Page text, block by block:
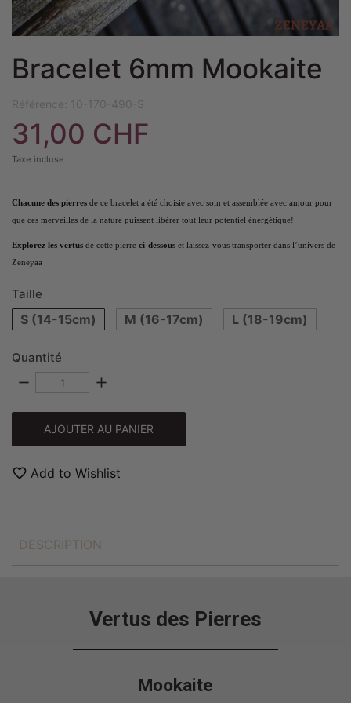
Bracelet 6mm Mookaite
Référence: 10-170-490-S
31,00 CHF
Taxe incluse
Chacune des pierres de ce bracelet a été choisie avec soin et assemblée avec amour pour
que ces merveilles de la nature puissent libérer tout leur potentiel énergétique!
Explorez les vertus de cette pierre ci-dessous et laissez-vous transporter dans l’univers de
Zeneyaa
Taille
S (14-15cm) M (16-17cm) L (18-19cm)
Quantité
remove add
AJOUTER AU PANIER
favorite_border Add to Wishlist
DESCRIPTION
Vertus des Pierres
Mookaite